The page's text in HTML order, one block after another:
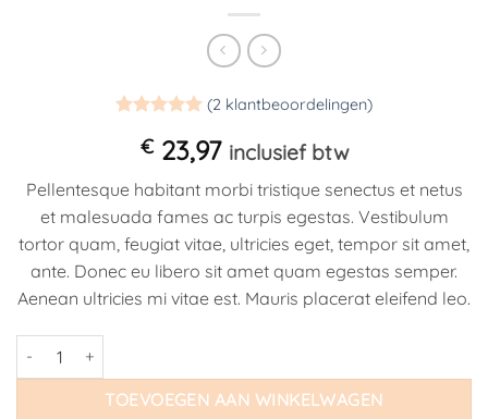
op 5
gebaseerd
op
klant
waarderingen
(2 klantbeoordelingen)
€23,97 inclusief btw
Pellentesque habitant morbi tristique senectus et netus
et malesuada fames ac turpis egestas. Vestibulum
tortor quam, feugiat vitae, ultricies eget, tempor sit amet,
ante. Donec eu libero sit amet quam egestas semper.
Aenean ultricies mi vitae est. Mauris placerat eleifend leo.
Woo Album #4 aantal
TOEVOEGEN AAN WINKELWAGEN